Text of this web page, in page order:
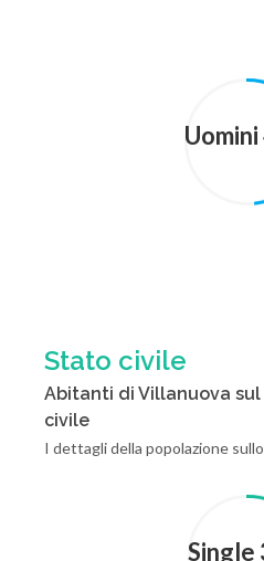
Stato civile
Abitanti di Villanuova
civile
I dettagli della popolazione
Single